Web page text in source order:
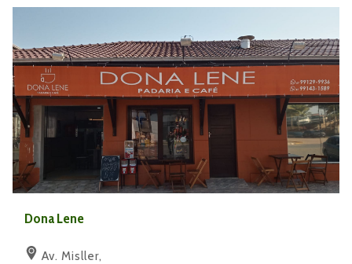
Dona Lene
Av. Misller,